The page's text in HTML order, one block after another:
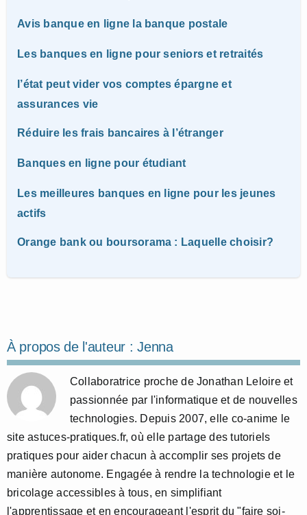
Avis banque en ligne la banque postale
Les banques en ligne pour seniors et retraités
l’état peut vider vos comptes épargne et
assurances vie
Réduire les frais bancaires à l’étranger
Banques en ligne pour étudiant
Les meilleures banques en ligne pour les jeunes
actifs
Orange bank ou boursorama : Laquelle choisir?
À propos de l'auteur :Jenna
Collaboratrice proche de Jonathan Leloire et
passionnée par l'informatique et de nouvelles
technologies. Depuis 2007, elle co-anime le
site astuces-pratiques.fr, où elle partage des tutoriels
pratiques pour aider chacun à accomplir ses projets de
manière autonome. Engagée à rendre la technologie et le
bricolage accessibles à tous, en simplifiant
l'apprentissage et en encourageant l'esprit du "faire soi-